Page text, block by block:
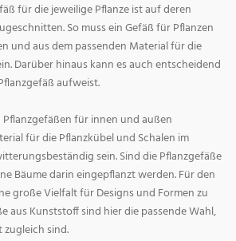
für die jeweilige Pflanze ist auf deren
So muss ein Gefäß für Pflanzen
und aus dem passenden Material für die
Darüber hinaus kann es auch entscheidend
aufweist.
für innen und außen
für die Pflanzkübel und Schalen im
sein. Sind die Pflanzgefäße
Bäume darin eingepflanzt werden. Für den
große Vielfalt für Designs und Formen zu
aus Kunststoff sind hier die passende Wahl,
sind.